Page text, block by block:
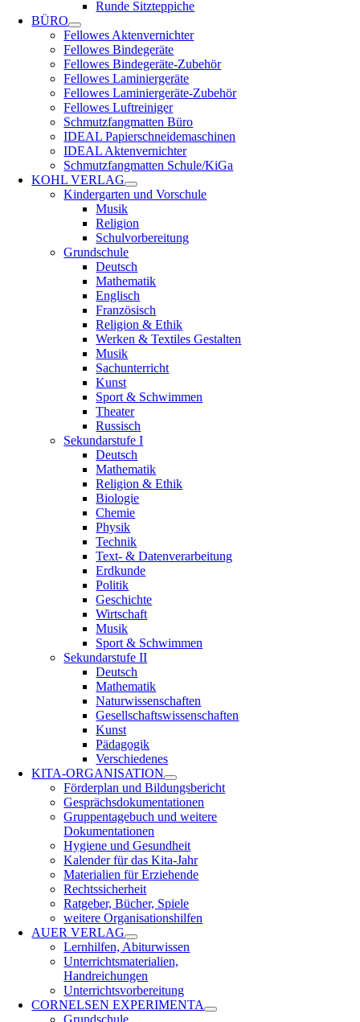
Runde Sitzteppiche
BÜRO
Fellowes Aktenvernichter
Fellowes Bindegeräte
Fellowes Bindegeräte-Zubehör
Fellowes Laminiergeräte
Fellowes Laminiergeräte-Zubehör
Fellowes Luftreiniger
Schmutzfangmatten Büro
IDEAL Papierschneidemaschinen
IDEAL Aktenvernichter
Schmutzfangmatten Schule/KiGa
KOHL VERLAG
Kindergarten und Vorschule
Musik
Religion
Schulvorbereitung
Grundschule
Deutsch
Mathematik
Englisch
Französisch
Religion & Ethik
Werken & Textiles Gestalten
Musik
Sachunterricht
Kunst
Sport & Schwimmen
Theater
Russisch
Sekundarstufe I
Deutsch
Mathematik
Religion & Ethik
Biologie
Chemie
Physik
Technik
Text- & Datenverarbeitung
Erdkunde
Politik
Geschichte
Wirtschaft
Musik
Sport & Schwimmen
Sekundarstufe II
Deutsch
Mathematik
Naturwissenschaften
Gesellschaftswissenschaften
Kunst
Pädagogik
Verschiedenes
KITA-ORGANISATION
Förderplan und Bildungsbericht
Gesprächsdokumentationen
Gruppentagebuch und weitere
Dokumentationen
Hygiene und Gesundheit
Kalender für das Kita-Jahr
Materialien für Erziehende
Rechtssicherheit
Ratgeber, Bücher, Spiele
weitere Organisationshilfen
AUER VERLAG
Lernhilfen, Abiturwissen
Unterrichtsmaterialien,
Handreichungen
Unterrichtsvorbereitung
CORNELSEN EXPERIMENTA
Grundschule